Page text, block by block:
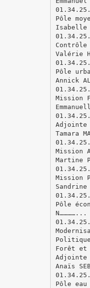
Pôle
Isabelle
Valérie
Pôle
Annick
Mission
Adjointe
Tamara
Mission
Martine
Mission
Sandrine
Pôle
N…………...
Politique
Forêt et
Adjointe
Anaïs
Pôle eau